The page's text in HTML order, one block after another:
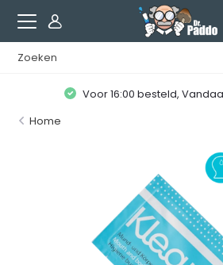
Voor 16:00 besteld,
Home